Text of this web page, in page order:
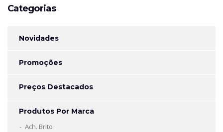
Categorias
Novidades
Promoções
Preços Destacados
Produtos Por Marca
Ach. Brito